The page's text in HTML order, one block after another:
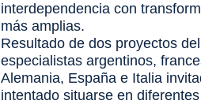
interdependencia con
más amplias.
Resultado de dos proyectos
especialistas argentinos,
Alemania, España e Italia
intentado situarse en